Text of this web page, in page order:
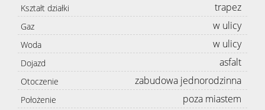
Kształt działki trapez
Gaz w ulicy
Woda w ulicy
Dojazd asfalt
Otoczenie zabudowa jednorodzinna
Położenie poza miastem